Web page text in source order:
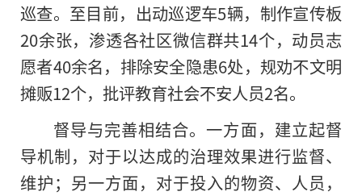
巡查。至目前，出动巡逻车5辆，制作宣传板
20余张，渗透各社区微信群共14个，动员志
愿者40余名，排除安全隐患6处，规劝不文明
摊贩12个，批评教育社会不安人员2名。
督导与完善相结合。一方面，建立起督
导机制，对于以达成的治理效果进行监督、
维护；另一方面，对于投入的物资、人员，